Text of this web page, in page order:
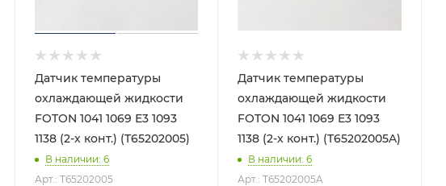
Датчик температуры
охлаждающей жидкости
FOTON 1041 1069 Е3 1093
1138 (2-х конт.) (T65202005)
В наличии: 6
Арт.: T65202005
Датчик температуры
охлаждающей жидкости
FOTON 1041 1069 Е3 1093
1138 (2-х конт.) (T65202005A)
В наличии: 6
Арт.: T65202005A